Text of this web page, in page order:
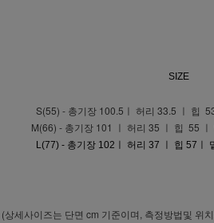
SIZE
S(55) - 총기장 100.5ㅣ 허리 33.5 ㅣ 힙
M(66) - 총기장 101 ㅣ 허리 35 ㅣ 힙 55
L(77) - 총기장 102ㅣ 허리 37 ㅣ 힙 57ㅣ
(상세사이즈는 단면 cm 기준이며, 측정방법및 위